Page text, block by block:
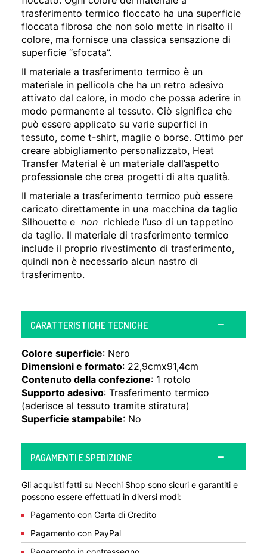
trasferimento termico floccato ha una superficie
floccata fibrosa che non solo mette in risalto il
colore, ma fornisce una classica sensazione di
superficie “sfocata”.
Il materiale a trasferimento termico è un
materiale in pellicola che ha un retro adesivo
attivato dal calore, in modo che possa aderire in
modo permanente al tessuto. Ciò significa che
può essere applicato su varie superfici in
tessuto, come t-shirt, maglie o borse. Ottimo per
creare abbigliamento personalizzato, Heat
Transfer Material è un materiale dall’aspetto
professionale che crea progetti di alta qualità.
Il materiale a trasferimento termico può essere
caricato direttamente in una macchina da taglio
Silhouette e non richiede l’uso di un tappetino
da taglio. Il materiale di trasferimento termico
include il proprio rivestimento di trasferimento,
quindi non è necessario alcun nastro di
trasferimento.
CARATTERISTICHE TECNICHE
Colore superficie: Nero
Dimensioni e formato: 22,9cmx91,4cm
Contenuto della confezione: 1 rotolo
Supporto adesivo: Trasferimento termico
(aderisce al tessuto tramite stiratura)
Superficie stampabile: No
PAGAMENTI E SPEDIZIONE
Gli acquisti fatti su Necchi Shop sono sicuri e garantiti e
possono essere effettuati in diversi modi:
Pagamento con Carta di Credito
Pagamento con PayPal